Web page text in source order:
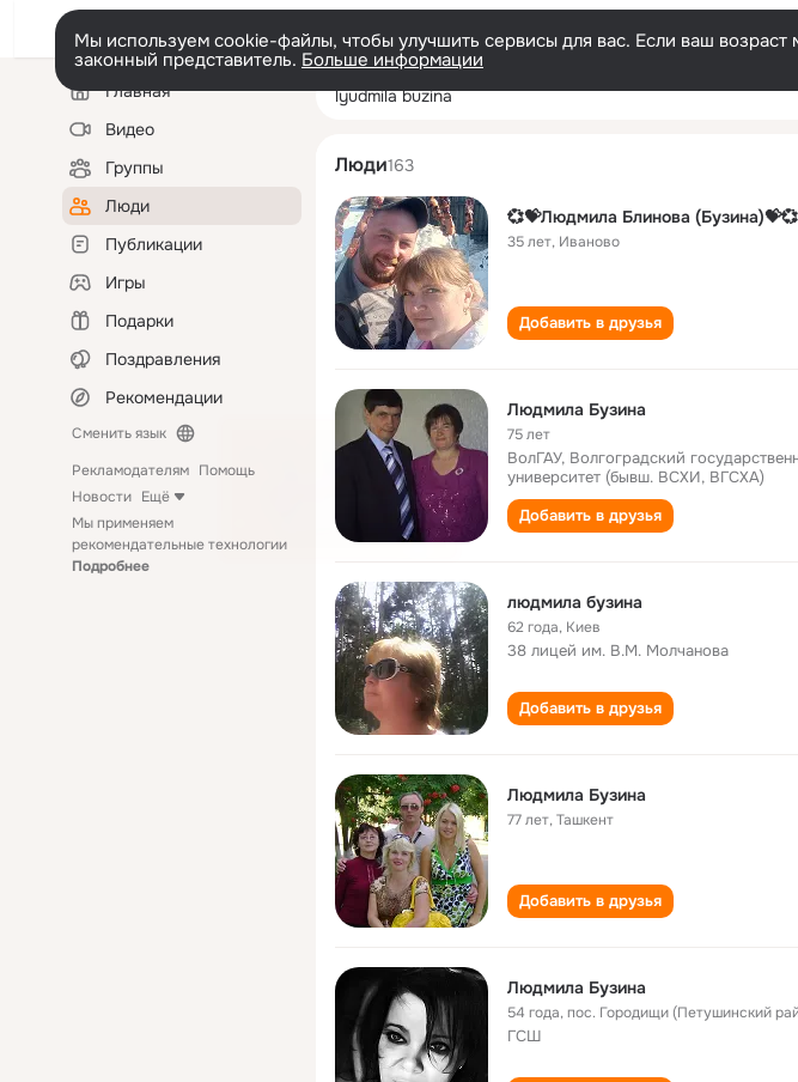
Мы используем cookie-файлы, чтобы улучшить сервисы для вас. Если ваш
законный представитель. Больше информации
Левая
колонкаГлавная
Видео
Группы
Люди
Публикации
Игры
Подарки
Поздравления
Рекомендации
Сменить язык
Рекламодателям Помощь
Новости Ещё
Мы применяем
рекомендательные технологии
Подробнее
lyudmila buzina
Люди163
💞💝Людмила Блинова (Бузина)💝💞
35 лет, Иваново
Добавить в друзья
Людмила Бузина
75 лет
ВолГАУ, Волгоградский
университет (бывш. ВСХИ, ВГСХА)
Добавить в друзья
людмила бузина
62 года, Киев
38 лицей им. В.М. Молчанова
Добавить в друзья
Людмила Бузина
77 лет,Ташкент
Добавить в друзья
Людмила Бузина
54 года,пос. Городищи (Петушинский
ГСШ